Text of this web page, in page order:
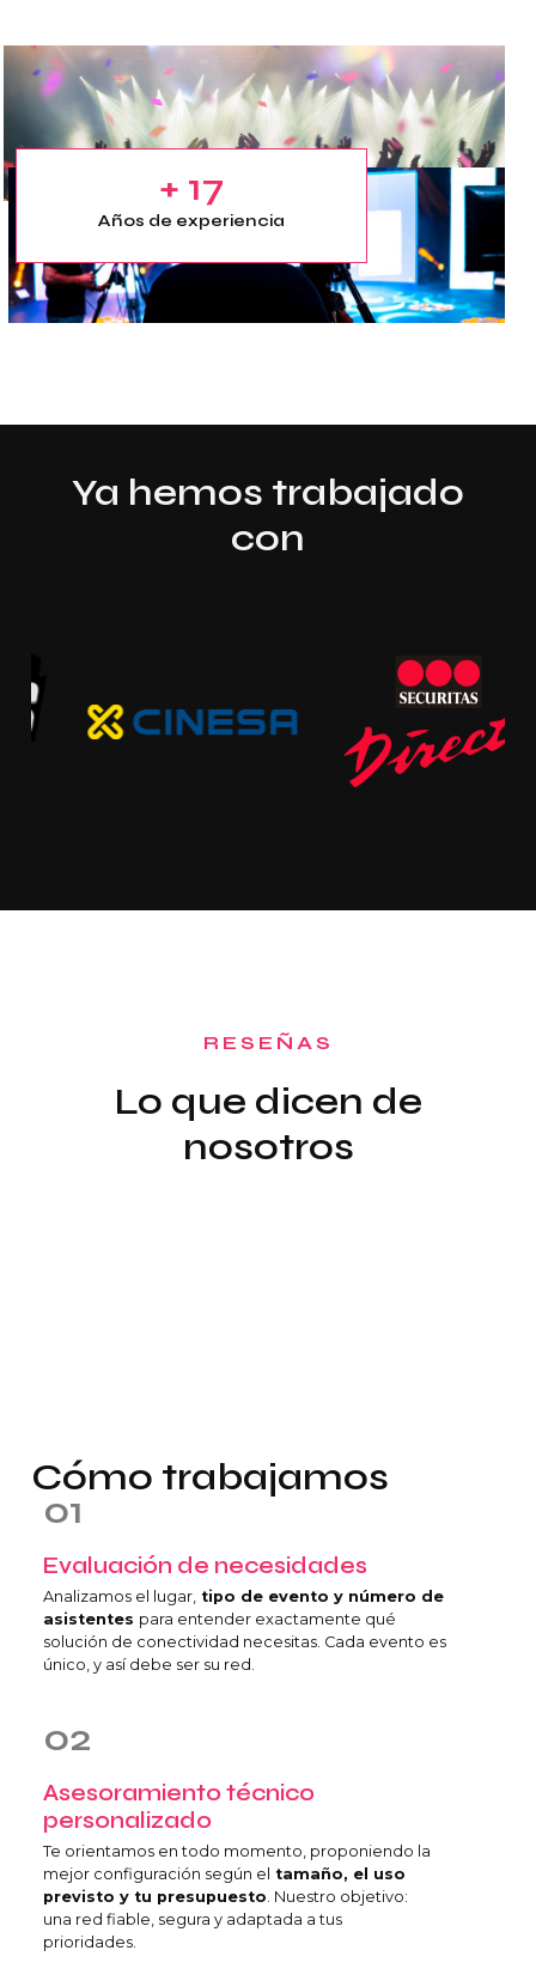
+ 17
Años de experiencia
Ya hemos trabajado
con
RESEÑAS
Lo que dicen de
nosotros
Cómo trabajamos
01
Evaluación de necesidades
Analizamos el lugar,tipo de evento y número de
asistentes para entender exactamente qué
solución de conectividad necesitas. Cada evento es
único, y así debe ser su red.
02
Asesoramiento técnico
personalizado
Te orientamos en todo momento, proponiendo la
mejor configuración según el tamaño, el uso
previsto y tu presupuesto. Nuestro objetivo:
una red fiable, segura y adaptada a tus
prioridades.